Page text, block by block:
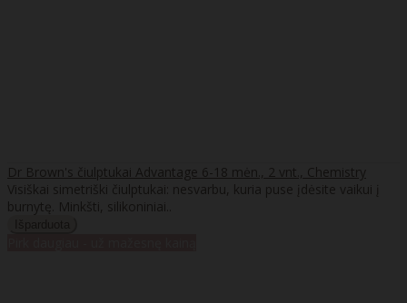
Dr Brown's čiulptukai Advantage 6-18 mėn., 2 vnt., Chemistry
Visiškai simetriški čiulptukai: nesvarbu, kuria puse įdėsite vaikui į
burnytę. Minkšti, silikoniniai..